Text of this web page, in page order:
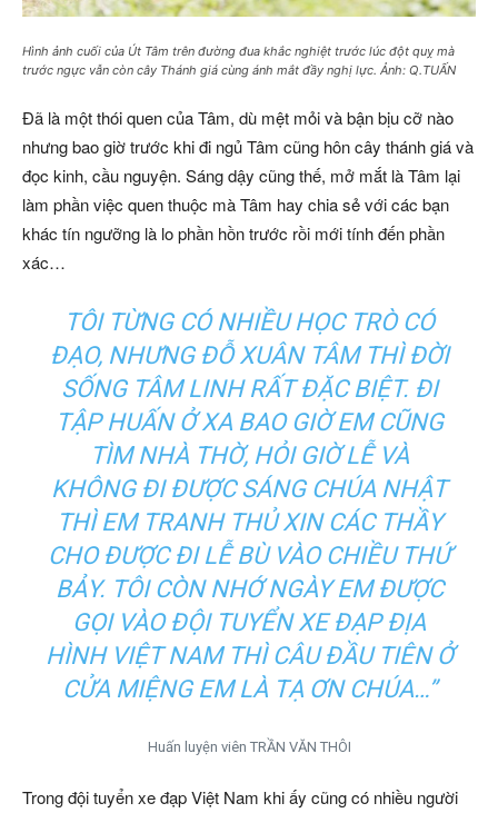
Hình ảnh cuối của Út Tâm trên đường đua khắc nghiệt trước lúc đột quỵ mà
trước ngực vẫn còn cây Thánh giá cùng ánh mắt đầy nghị lực. Ảnh: Q.TUẤN
Đã là một thói quen của Tâm, dù mệt mỏi và bận bịu cỡ nào
nhưng bao giờ trước khi đi ngủ Tâm cũng hôn cây thánh giá và
đọc kinh, cầu nguyện. Sáng dậy cũng thế, mở mắt là Tâm lại
làm phần việc quen thuộc mà Tâm hay chia sẻ với các bạn
khác tín ngưỡng là lo phần hồn trước rồi mới tính đến phần
xác…
TÔI TỪNG CÓ NHIỀU HỌC TRÒ CÓ
ĐẠO, NHƯNG ĐỖ XUÂN TÂM THÌ ĐỜI
SỐNG TÂM LINH RẤT ĐẶC BIỆT. ĐI
TẬP HUẤN Ở XA BAO GIỜ EM CŨNG
TÌM NHÀ THỜ, HỎI GIỜ LỄ VÀ
KHÔNG ĐI ĐƯỢC SÁNG CHÚA NHẬT
THÌ EM TRANH THỦ XIN CÁC THẦY
CHO ĐƯỢC ĐI LỄ BÙ VÀO CHIỀU THỨ
BẢY. TÔI CÒN NHỚ NGÀY EM ĐƯỢC
GỌI VÀO ĐỘI TUYỂN XE ĐẠP ĐỊA
HÌNH VIỆT NAM THÌ CÂU ĐẦU TIÊN Ở
CỬA MIỆNG EM LÀ TẠ ƠN CHÚA…”
Huấn luyện viên TRẦN VĂN THÔI
Trong đội tuyển xe đạp Việt Nam khi ấy cũng có nhiều người